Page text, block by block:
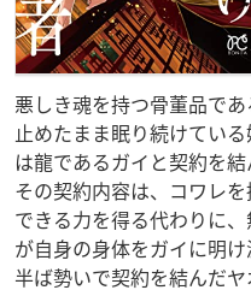
悪しき魂を持つ骨董品で
止めたまま眠り続けてい
は龍であるガイと契約を結
その契約内容は、コワレ
できる力を得る代わりに
が自身の身体をガイに明
半ば勢いで契約を結んだ